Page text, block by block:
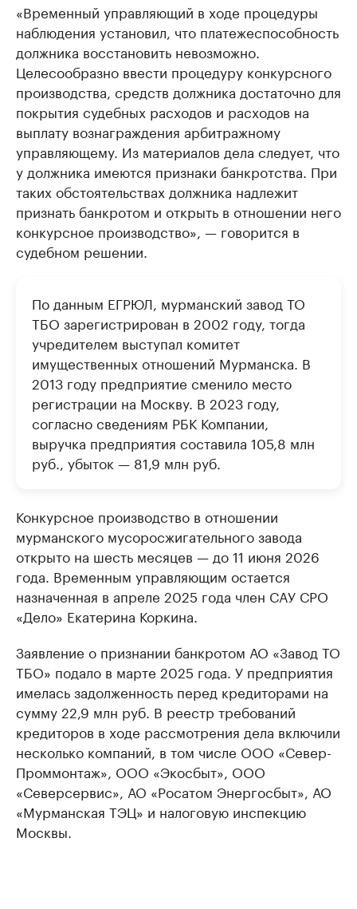
«Временный управляющий в ходе процедуры
наблюдения установил, что платежеспособность
должника восстановить невозможно.
Целесообразно ввести процедуру конкурсного
производства, средств должника достаточно для
покрытия судебных расходов и расходов на
выплату вознаграждения арбитражному
управляющему. Из материалов дела следует, что
у должника имеются признаки банкротства. При
таких обстоятельствах должника надлежит
признать банкротом и открыть в отношении него
конкурсное производство», — говорится в
судебном решении.
По данным ЕГРЮЛ, мурманский завод ТО
ТБО зарегистрирован в 2002 году, тогда
учредителем выступал комитет
имущественных отношений Мурманска. В
2013 году предприятие сменило место
регистрации на Москву. В 2023 году,
согласно сведениям РБК Компании,
выручка предприятия составила 105,8 млн
руб., убыток — 81,9 млн руб.
Конкурсное производство в отношении
мурманского мусоросжигательного завода
открыто на шесть месяцев — до 11 июня 2026
года. Временным управляющим остается
назначенная в апреле 2025 года член САУ СРО
«Дело» Екатерина Коркина.
Заявление о признании банкротом АО «Завод ТО
ТБО» подало в марте 2025 года. У предприятия
имелась задолженность перед кредиторами на
сумму 22,9 млн руб. В реестр требований
кредиторов в ходе рассмотрения дела включили
несколько компаний, в том числе ООО «Север-
Проммонтаж», ООО «Экосбыт», ООО
«Северсервис», АО «Росатом Энергосбыт», АО
«Мурманская ТЭЦ» и налоговую инспекцию
Москвы.